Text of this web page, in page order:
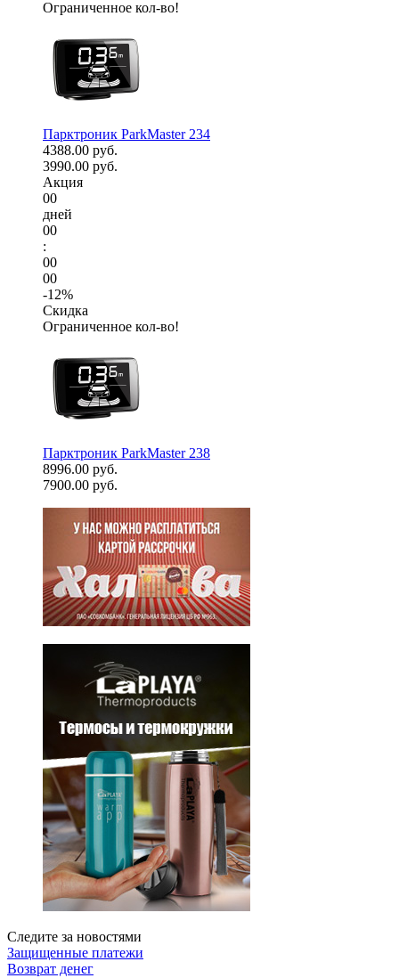
Ограниченное кол-во!
Парктроник ParkMaster 234
4388.00 руб.
3990.00 руб.
Акция
00
дней
00
:
00
00
-12%
Скидка
Ограниченное кол-во!
Парктроник ParkMaster 238
8996.00 руб.
7900.00 руб.
Следите за новостями
Защищенные платежи
Возврат денег